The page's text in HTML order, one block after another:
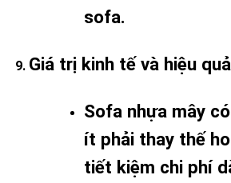
sofa.
Giá trị kinh tế và hiệu
Sofa nhựa mây
ít phải thay thế
tiết kiệm chi phí